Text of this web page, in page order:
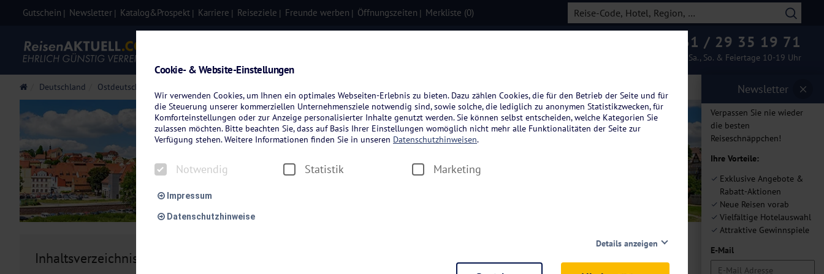
Gutschein Newsletter Katalog&Prospekt Karriere Reiseziele Freunde werben Öffnungszeiten Merkliste (0)
0261 / 29 35 19 71
Mo.-Fr. 08-19 Uhr / Sa., So. & Feiertage 10-19 Uhr
Newsletter
Verpassen Sie nie wieder
die besten
Reiseschnäppchen!
Ihre Vorteile:
Exklusive Angebote &
Rabatt-Aktionen
Neue Reisen vorab
Vielfältige Hotelauswahl
Attraktive Gewinnspiele
E-Mail
Deutschland Ostdeutschland
Urlaub in Sachsen
Inhaltsverzeichnis
Cookie- & Website-Einstellungen
Wir verwenden Cookies, um Ihnen ein optimales Webseiten-Erlebnis zu bieten. Dazu zählen Cookies, die für den Betrieb der Seite und für
die Steuerung unserer kommerziellen Unternehmensziele notwendig sind, sowie solche, die lediglich zu anonymen Statistikzwecken, für
Komforteinstellungen oder zur Anzeige personalisierter Inhalte genutzt werden. Sie können selbst entscheiden, welche Kategorien Sie
zulassen möchten. Bitte beachten Sie, dass auf Basis Ihrer Einstellungen womöglich nicht mehr alle Funktionalitäten der Seite zur
Verfügung stehen. Weitere Informationen finden Sie in unseren Datenschutzhinweisen.
Notwendig Statistik Marketing
Impressum
Datenschutzhinweise
Details anzeigen